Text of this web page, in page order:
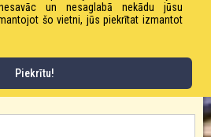
un nesaglabā nekādu jūsu
šo vietni, jūs piekrītat izmantot
Piekrītu!